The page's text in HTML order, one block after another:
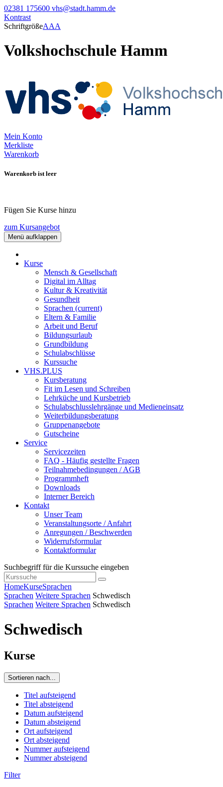
02381 175600 vhs@stadt.hamm.de
Kontrast
SchriftgrößeAAA
Volkshochschule Hamm
Mein Konto
Merkliste
Warenkorb
Warenkorb ist leer
Fügen Sie Kurse hinzu
zum Kursangebot
Menü aufklappen
Kurse
Mensch & Gesellschaft
Digital im Alltag
Kultur & Kreativität
Gesundheit
Sprachen (current)
Eltern & Familie
Arbeit und Beruf
Bildungsurlaub
Grundbildung
Schulabschlüsse
Kurssuche
VHS.PLUS
Kursberatung
Fit im Lesen und Schreiben
Lehrküche und Kursbetrieb
Schulabschlusslehrgänge und Medieneinsatz
Weiterbildungsberatung
Gruppenangebote
Gutscheine
Service
Servicezeiten
FAQ - Häufig gestellte Fragen
Teilnahmebedingungen / AGB
Programmheft
Downloads
Interner Bereich
Kontakt
Unser Team
Veranstaltungsorte / Anfahrt
Anregungen / Beschwerden
Widerrufsformular
Kontaktformular
Suchbegriff für die Kurssuche eingeben
HomeKurseSprachen
Sprachen Weitere Sprachen Schwedisch
Sprachen Weitere Sprachen Schwedisch
Schwedisch
Kurse
Sortieren nach...
Titel aufsteigend
Titel absteigend
Datum aufsteigend
Datum absteigend
Ort aufsteigend
Ort absteigend
Nummer aufsteigend
Nummer absteigend
Filter